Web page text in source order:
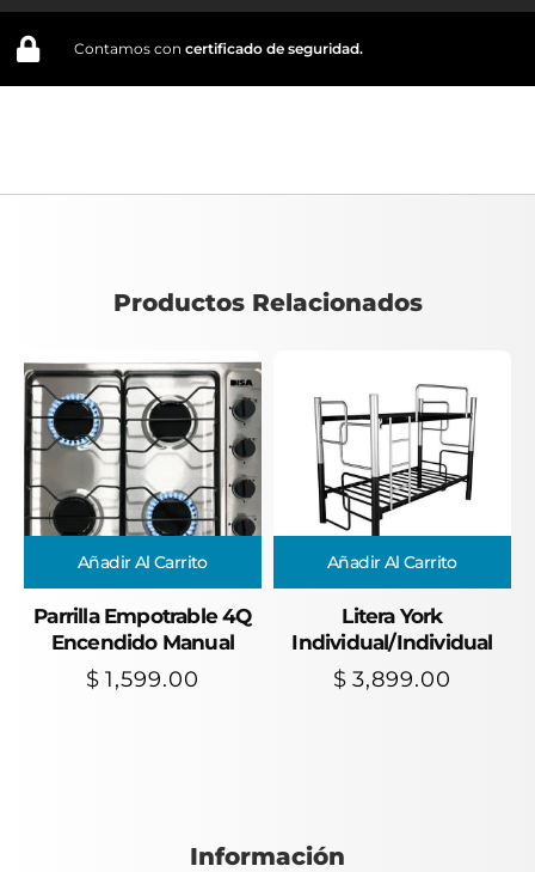
Contamos con certificado de seguridad.
Productos Relacionados
Añadir Al Carrito
Parrilla Empotrable 4Q
Encendido Manual
$ 1,599.00
Añadir Al Carrito
Litera York
Individual/Individual
$ 3,899.00
Información